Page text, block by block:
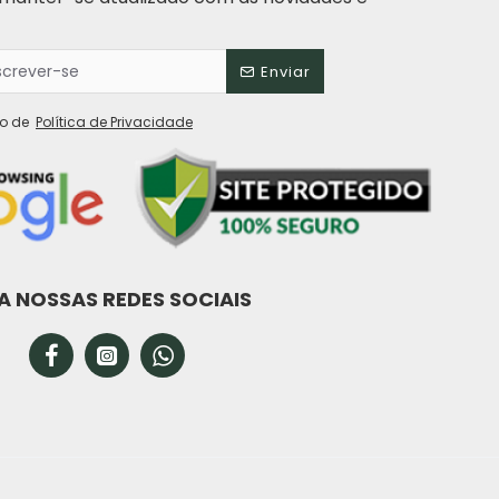
Plásticos Santana
Plasútil
Plasvale
Premisse
Sanremo
Enviar
de Política de Privacidade
NOSSAS REDES SOCIAIS